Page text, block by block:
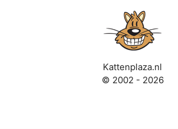
Kattenplaza.nl
© 2002 - 2026